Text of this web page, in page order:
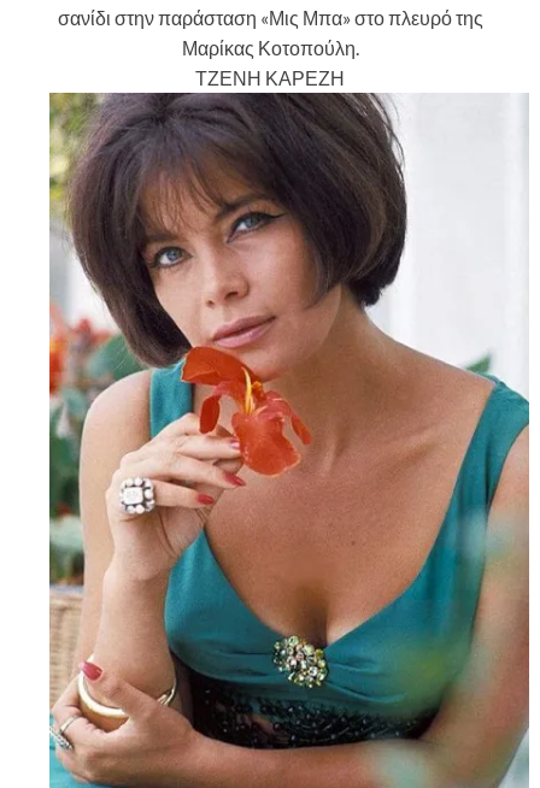
σανίδι στην παράσταση «Μις Μπα» στο πλευρό της
Μαρίκας Κοτοπούλη.
ΤΖΕΝΗ ΚΑΡΕΖΗ